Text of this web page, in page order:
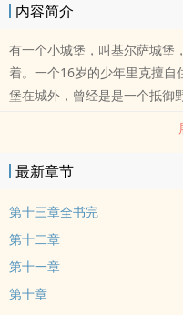
内容简介
有一个小城堡，叫基尔萨城堡
着。一个16岁的少年里克擅
堡在城外，曾经是是一个抵御
的近郊，chu在王国腹地，已
相比很小，但是也足以供五十
最新章节
第十三章全书完
第十二章
第十一章
第十章